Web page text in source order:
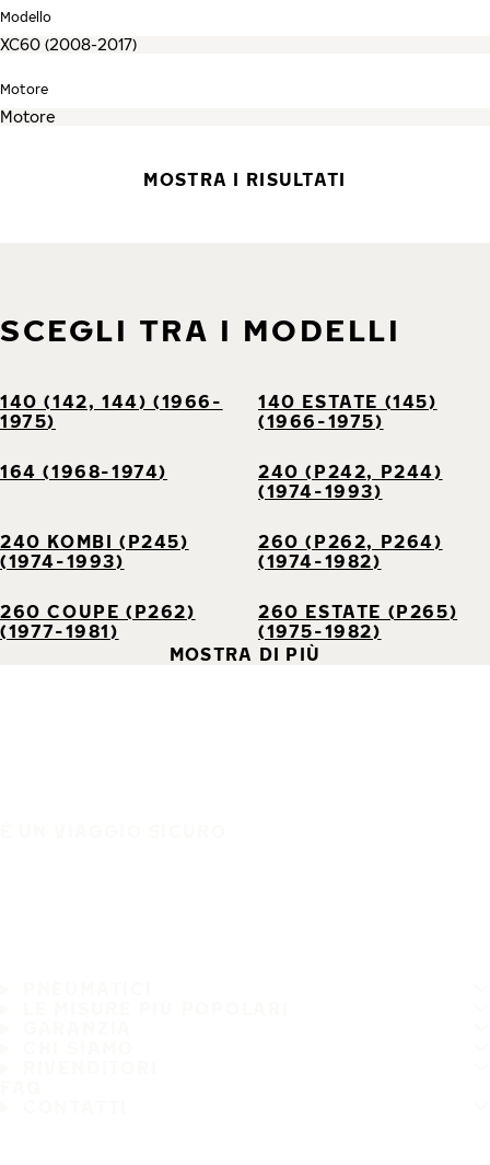
Modello
Motore
MOSTRA I RISULTATI
SCEGLI TRA I MODELLI
140 (142, 144) (1966-
1975)
140 ESTATE (145)
(1966-1975)
164 (1968-1974)
240 (P242, P244)
(1974-1993)
240 KOMBI (P245)
(1974-1993)
260 (P262, P264)
(1974-1982)
260 COUPE (P262)
(1977-1981)
260 ESTATE (P265)
(1975-1982)
MOSTRA DI PIÙ